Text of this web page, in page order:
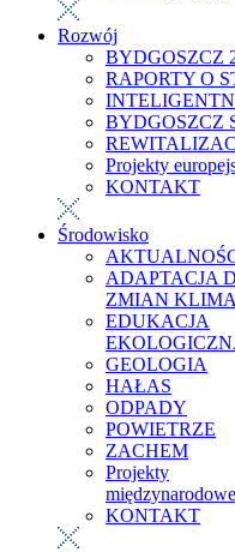
Rozwój
BYDGOSZCZ
RAPORTY O
BYDGOSZCZ
Projekty
KONTAKT
Środowisko
ADAPTACJA
ZMIAN
EDUKACJA
GEOLOGIA
HAŁAS
ODPADY
POWIETRZE
ZACHEM
Projekty
międzynarodowe
KONTAKT